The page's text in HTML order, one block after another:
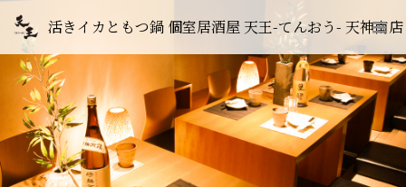
活きイカともつ鍋 個室居酒屋 天王-てんおう- 天神南店